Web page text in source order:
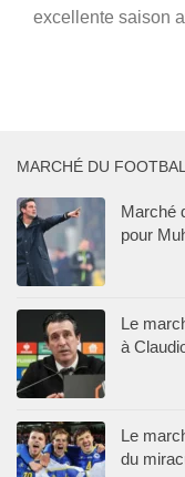
excellente saison
MARCHÉ DU
Marché
pour
Le
à
Le
du